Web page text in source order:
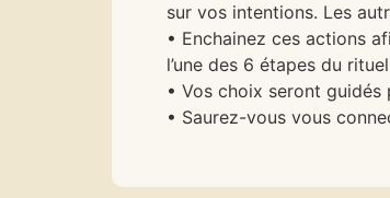
sur vos intentions. Les
• Enchainez ces actions
l’une des 6 étapes du
• Vos choix seront
• Saurez-vous vous